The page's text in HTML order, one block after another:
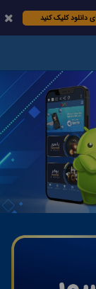
دانلود کلیک کنید